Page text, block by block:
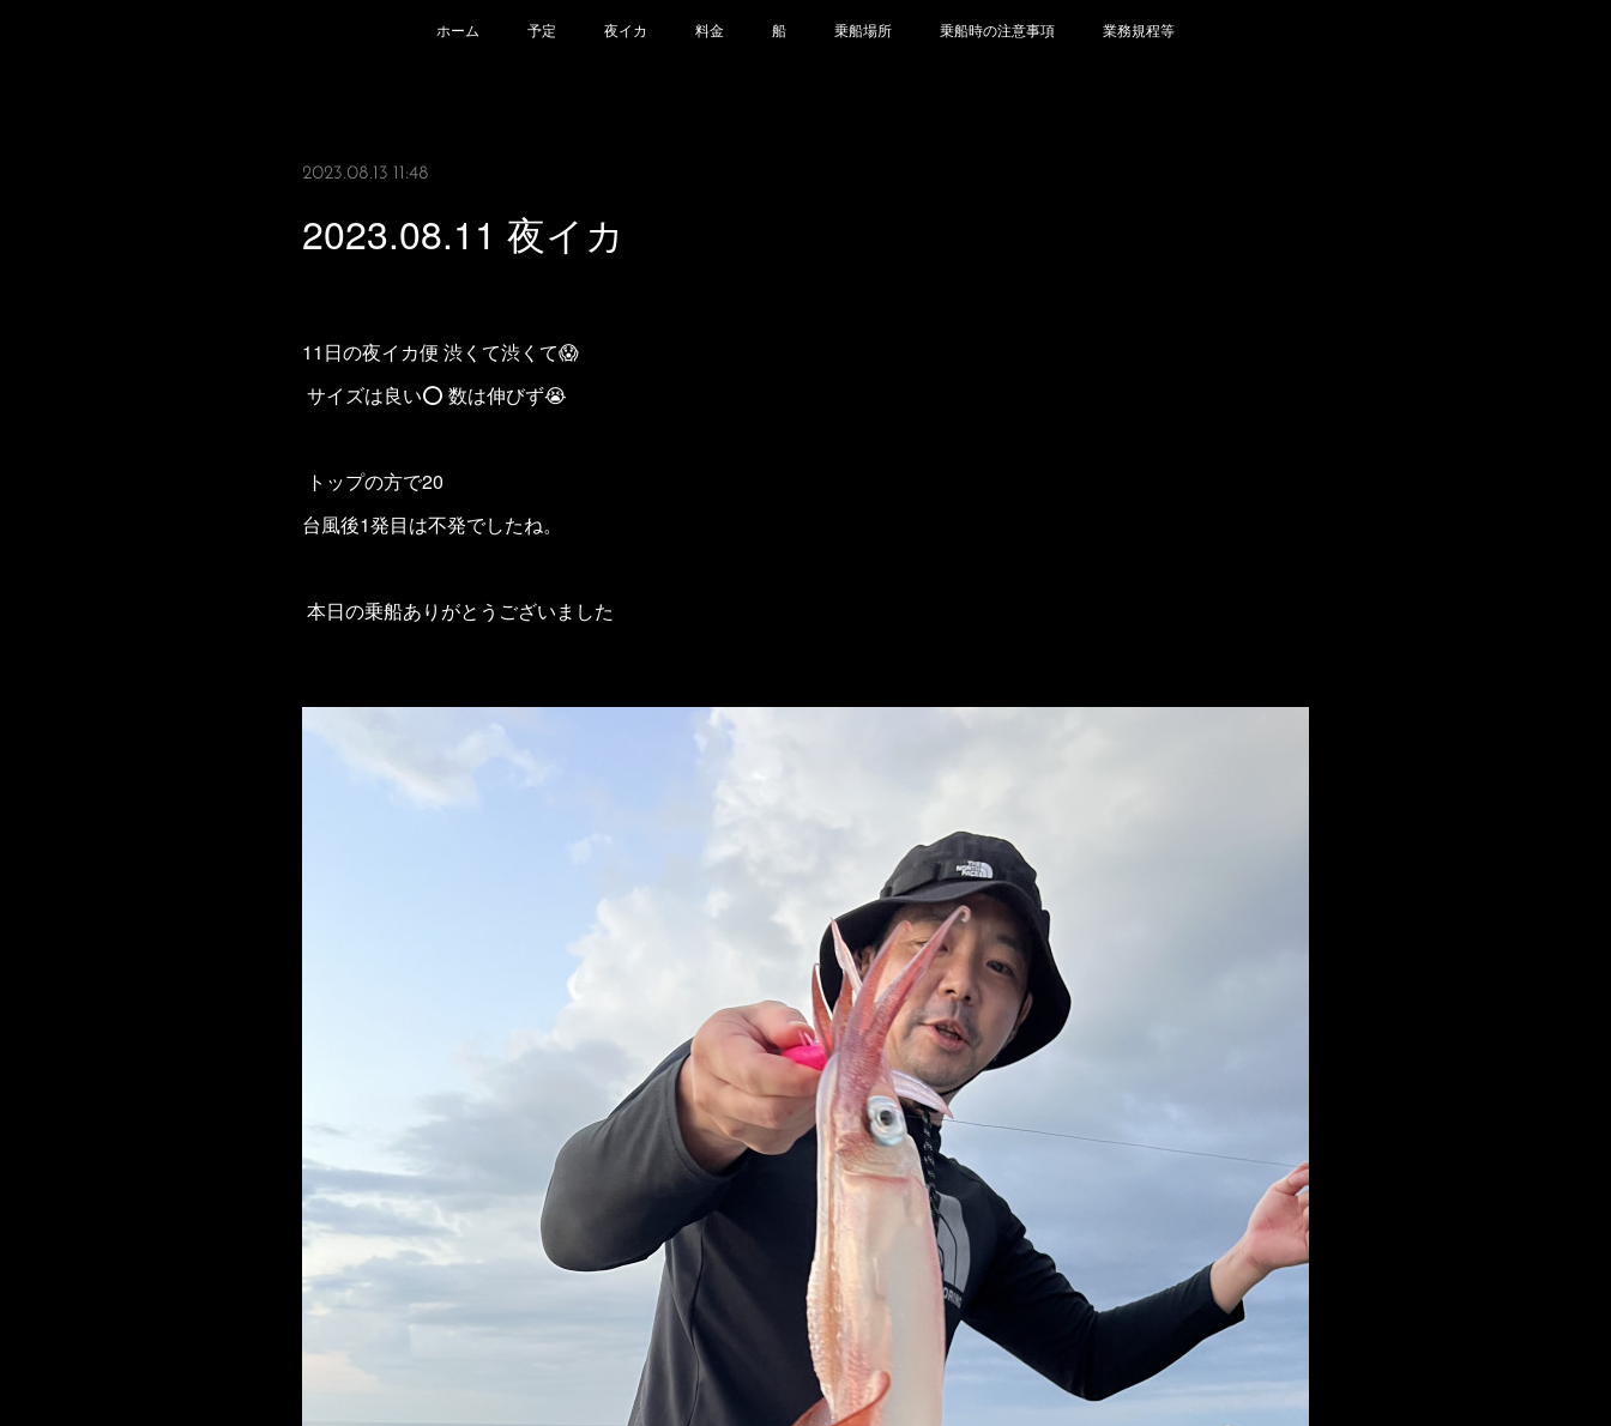
ホーム 予定 夜イカ 料金 船 乗船場所 乗船時の注意事項 業務規程等
2023.08.13 11:48
2023.08.11 夜イカ
11日の夜イカ便 渋くて渋くて😱
サイズは良い⭕️ 数は伸びず😭
トップの方で20
台風後1発目は不発でしたね。
本日の乗船ありがとうございました